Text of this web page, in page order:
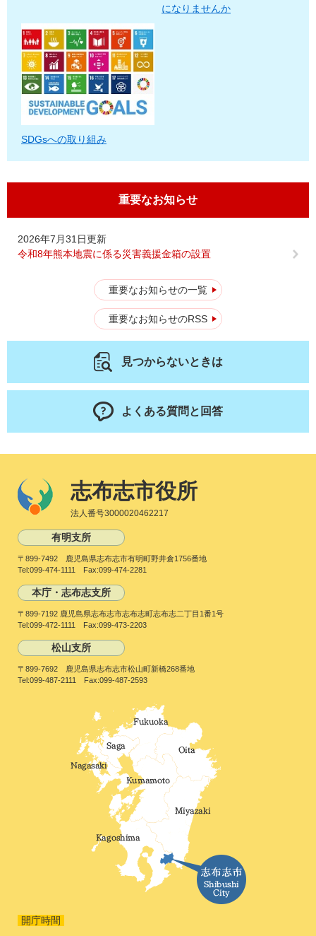
になりませんか
SDGsへの取り組み
重要なお知らせ
2026年7月31日更新
令和8年熊本地震に係る災害義援金箱の設置
重要なお知らせの一覧
重要なお知らせのRSS
見つからないときは
よくある質問と回答
志布志市役所
法人番号3000020462217
有明支所
〒899-7492 鹿児島県志布志市有明町野井倉1756番地
Tel:099-474-1111 Fax:099-474-2281
本庁・志布志支所
〒899-7192 鹿児島県志布志市志布志町志布志二丁目1番1号
Tel:099-472-1111 Fax:099-473-2203
松山支所
〒899-7692 鹿児島県志布志市松山町新橋268番地
Tel:099-487-2111 Fax:099-487-2593
開庁時間